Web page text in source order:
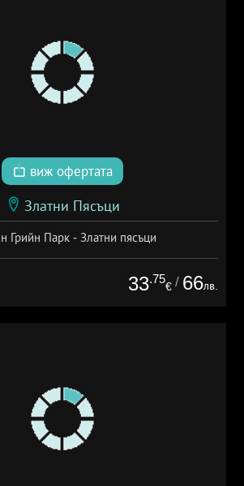
виж офертата
Златни Пясъци
Грийн Парк - Златни пясъци
33.75
€ / 66лв.